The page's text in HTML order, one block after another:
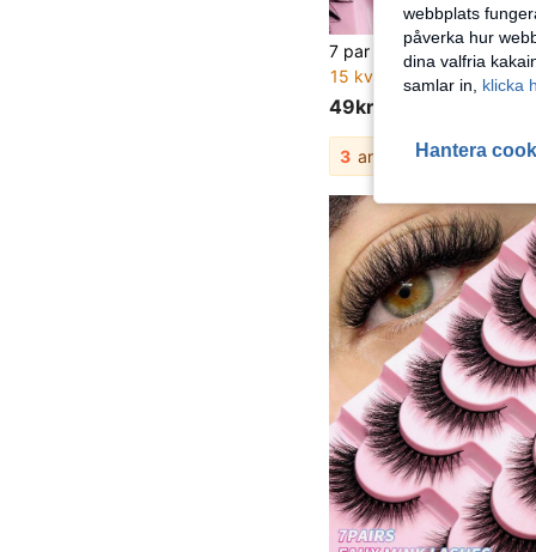
15 kvar
49kr
3 andra säljare
webbplats
påverka hur
dina valfria
samlar in, klicka
Hantera